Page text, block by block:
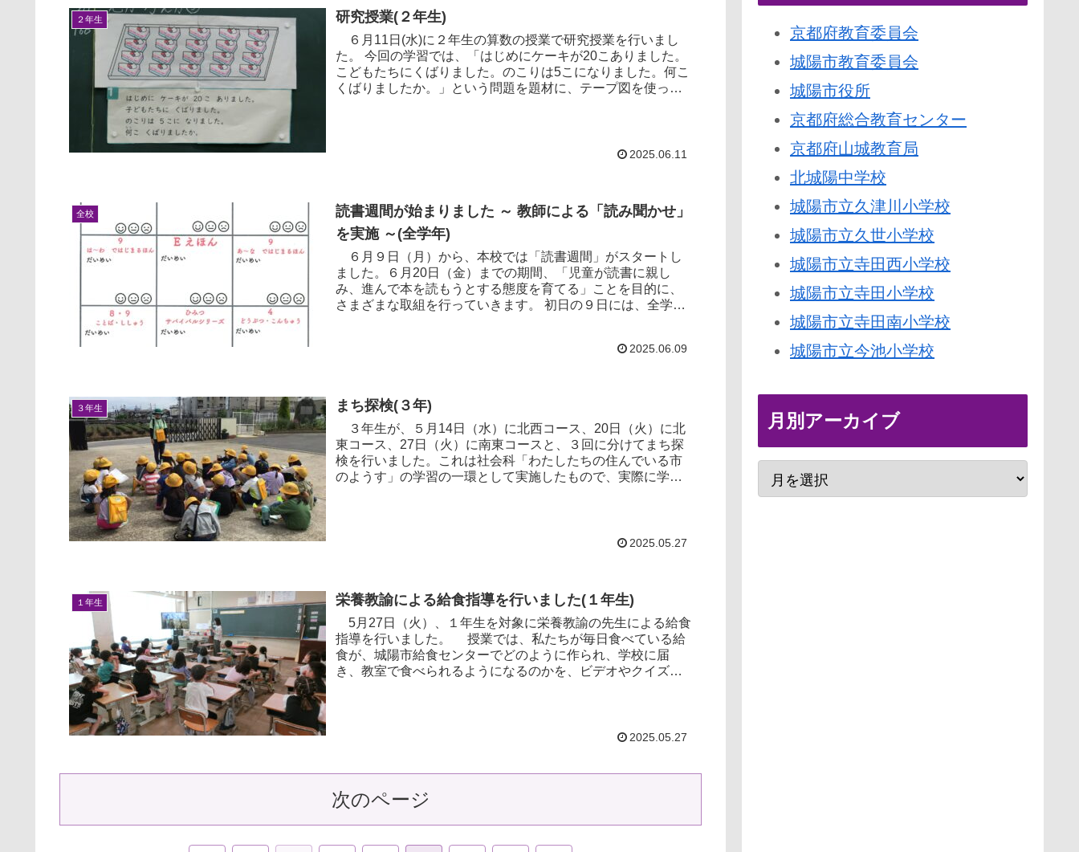
２年生 研究授業(２年生)
６月11日(水)に２年生の算数の授業で研究授業を行いまし
た。 今回の学習では、「はじめにケーキが20こありました。
こどもたちにくばりました。のこりは5こになりました。何こ
くばりましたか。」という問題を題材に、テープ図を使って
2025.06.11
全校
読書週間が始まりました ～ 教師による「読み聞かせ」
を実施 ～(全学年)
６月９日（月）から、本校では「読書週間」がスタートし
ました。６月20日（金）までの期間、「児童が読書に親し
み、進んで本を読もうとする態度を育てる」ことを目的に、
さまざまな取組を行っていきます。 初日の９日には、全学年
2025.06.09
３年生 まち探検(３年)
３年生が、５月14日（水）に北西コース、20日（火）に北
東コース、27日（火）に南東コースと、３回に分けてまち探
検を行いました。これは社会科「わたしたちの住んでいる市
のようす」の学習の一環として実施したもので、実際に学校
2025.05.27
１年生 栄養教諭による給食指導を行いました(１年生)
5月27日（火）、１年生を対象に栄養教諭の先生による給食
指導を行いました。 授業では、私たちが毎日食べている給
食が、城陽市給食センターでどのように作られ、学校に届
き、教室で食べられるようになるのかを、ビデオやクイズを
2025.05.27
次のページ
京都府教育委員会
城陽市教育委員会
城陽市役所
京都府総合教育センター
京都府山城教育局
北城陽中学校
城陽市立久津川小学校
城陽市立久世小学校
城陽市立寺田西小学校
城陽市立寺田小学校
城陽市立寺田南小学校
城陽市立今池小学校
月別アーカイブ